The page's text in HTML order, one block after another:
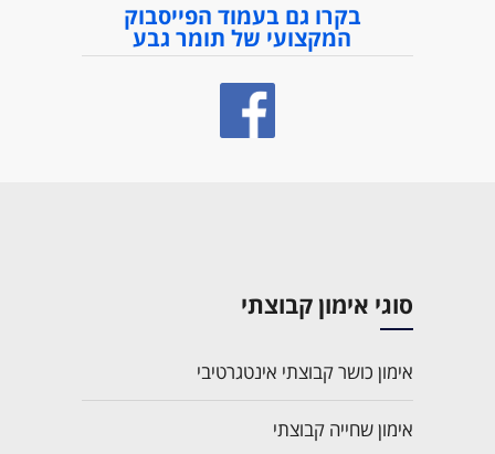
בקרו גם בעמוד הפייסבוק
המקצועי של תומר גבע
סוגי אימון קבוצתי
אימון כושר קבוצתי אינטגרטיבי
אימון שחייה קבוצתי